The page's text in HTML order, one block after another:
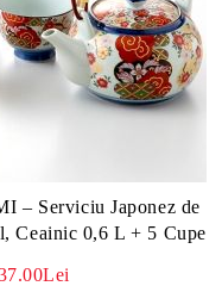
– Serviciu Japonez de
Ceainic 0,6 L + 5 Cupe